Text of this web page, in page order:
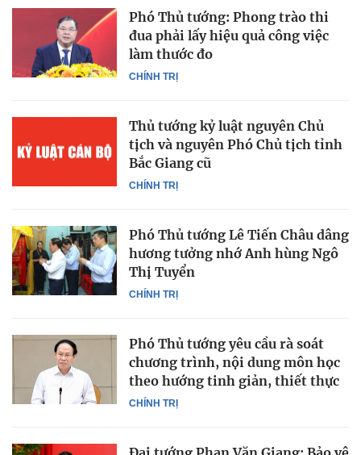
CHÍNH TRỊ
Phó Thủ tướng: Phong trào thi
đua phải lấy hiệu quả công việc
làm thước đo
CHÍNH TRỊ
Thủ tướng kỷ luật nguyên Chủ
tịch và nguyên Phó Chủ tịch tỉnh
Bắc Giang cũ
CHÍNH TRỊ
Phó Thủ tướng Lê Tiến Châu dâng
hương tưởng nhớ Anh hùng Ngô
Thị Tuyển
CHÍNH TRỊ
Phó Thủ tướng yêu cầu rà soát
chương trình, nội dung môn học
theo hướng tinh giản, thiết thực